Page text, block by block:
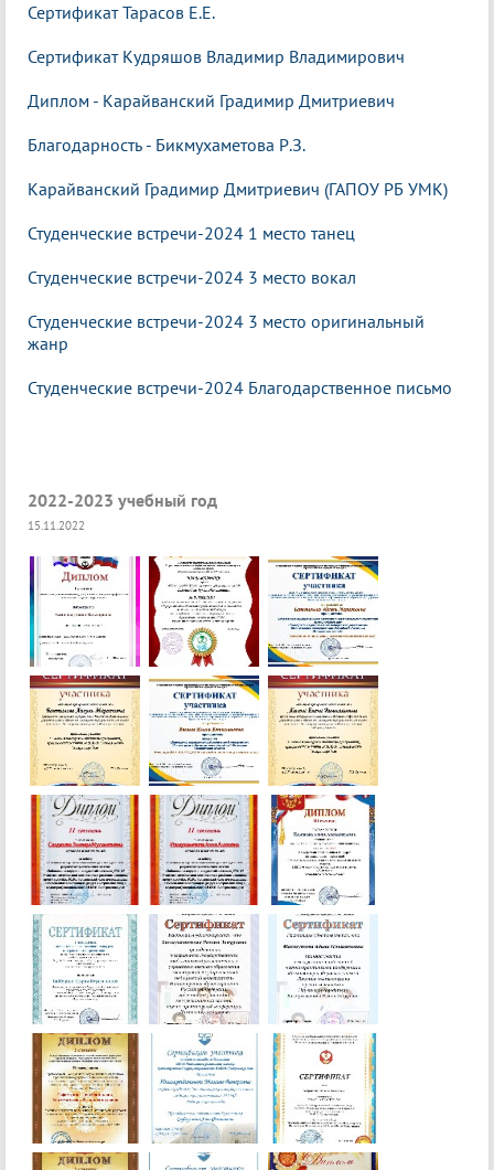
Сертификат Тарасов Е.Е.
Сертификат Кудряшов Владимир Владимирович
Диплом - Карайванский Градимир Дмитриевич
Благодарность - Бикмухаметова Р.З.
Карайванский Градимир Дмитриевич (ГАПОУ РБ УМК)
Студенческие встречи-2024 1 место танец
Студенческие встречи-2024 3 место вокал
Студенческие встречи-2024 3 место оригинальный
жанр
Студенческие встречи-2024 Благодарственное письмо
2022-2023 учебный год
15.11.2022